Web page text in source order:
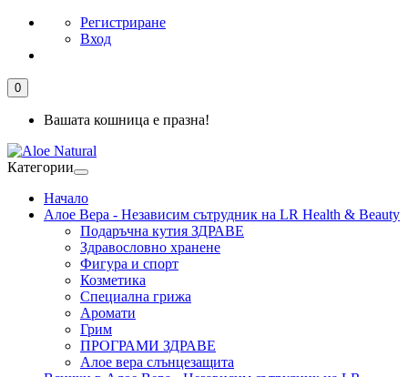
Регистриране
Вход
0
Вашата кошница е празна!
Категории
Начало
Алое Вера - Независим сътрудник на LR Health & Beauty
Подаръчна кутия ЗДРАВЕ
Здравословно хранене
Фигура и спорт
Козметика
Специална грижа
Аромати
Грим
ПРОГРАМИ ЗДРАВЕ
Алое вера слънцезащита